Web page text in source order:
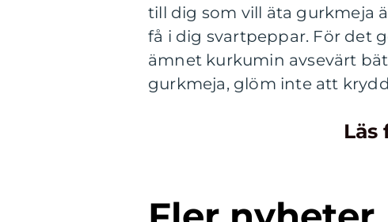
till dig som vill äta gurkmeja
få i dig svartpeppar. För det
ämnet kurkumin avsevärt
gurkmeja, glöm inte att
Läs